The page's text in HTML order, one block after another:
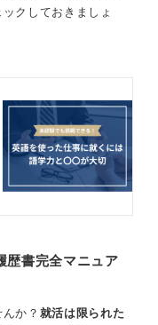
点台が強いアピ
やすいです。さら
応で支障なく活躍
望する場合は100
ちろん、スコアだ
が、TOEFLの高得
戦した」という姿
。学習の背景や努
クしておきましょ
歴書完全マニュア
か？ 就活は限られた